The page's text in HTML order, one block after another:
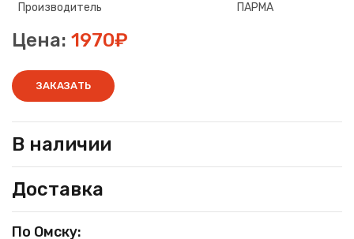
Производитель ПАРМА
Цена: 1970₽
ЗАКАЗАТЬ
В наличии
Доставка
По Омску: